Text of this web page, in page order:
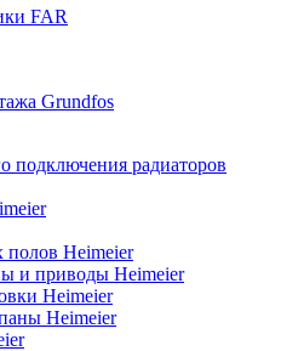
FAR
Grundfos
подключения радиаторов
полов Heimeier
и приводы Heimeier
Heimeier
Heimeier